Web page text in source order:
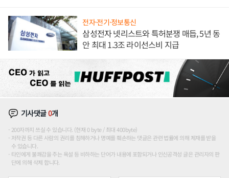
전자·전기·정보통신
삼성전자 넷리스트와 특허분쟁 매듭, 5년 동
안 최대 1.3조 라이선스비 지급
기사댓글0개
200자까지 쓰실 수 있습니다. (현재 0 byte / 최대 400byte)
저작권 등 다른 사람의 권리를 침해하거나 명예를 훼손하는 댓글은 관련 법률에 의해 제재를 받을
수 있습니다.
타인에게 불쾌감을 주는 욕설 등 비하하는 단어가 내용에 포함되거나 인신공격성 글은 관리자의 판
단에 의해 삭제 합니다.